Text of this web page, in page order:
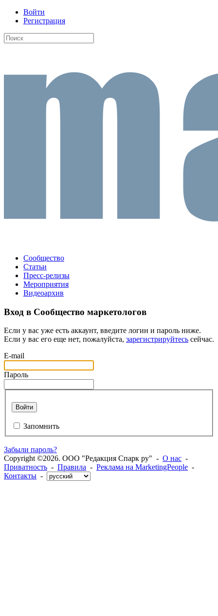
Войти
Регистрация
Сообщество
Статьи
Пресс-релизы
Мероприятия
Видеоархив
Вход в Сообщество маркетологов
Если у вас уже есть аккаунт, введите логин и пароль ниже.
Если у вас его еще нет, пожалуйста, зарегистрируйтесь сейчас.
E-mail
Пароль
Войти
Запомнить
Забыли пароль?
Copyright ©2026. ООО "Редакция Спарк ру" - О нас -
Приватность - Правила - Реклама на MarketingPeople -
Контакты -